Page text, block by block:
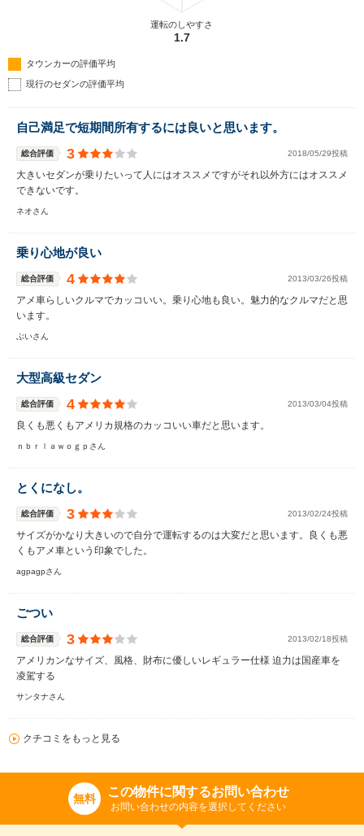
運転のしやすさ
1.7
タウンカーの評価平均
現行のセダンの評価平均
自己満足で短期間所有するには良いと思います。
総合評価 3 2018/05/29投稿
大きいセダンが乗りたいって人にはオススメですがそれ以外方にはオススメ
できないです。
ネオさん
乗り心地が良い
総合評価 4 2013/03/26投稿
アメ車らしいクルマでカッコいい。乗り心地も良い。魅力的なクルマだと思
います。
ぶいさん
大型高級セダン
総合評価 4 2013/03/04投稿
良くも悪くもアメリカ規格のカッコいい車だと思います。
ｎｂｒｌａｗｏｇｐさん
とくになし。
総合評価 3 2013/02/24投稿
サイズがかなり大きいので自分で運転するのは大変だと思います。良くも悪
くもアメ車という印象でした。
agpagpさん
ごつい
総合評価 3 2013/02/18投稿
アメリカンなサイズ、風格、財布に優しいレギュラー仕様 迫力は国産車を
凌駕する
サンタナさん
クチコミをもっと見る
無料 この物件に関するお問い合わせ
お問い合わせの内容を選択してください